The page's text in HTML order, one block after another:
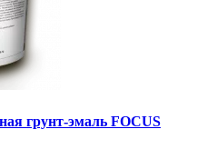
грунт-эмаль FOCUS